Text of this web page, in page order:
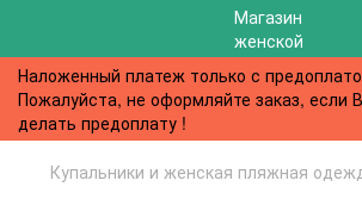
Наложенный платеж только с
Пожалуйста, не оформляйте заказ, если
делать предоплату !
Купальники и женская пляжная